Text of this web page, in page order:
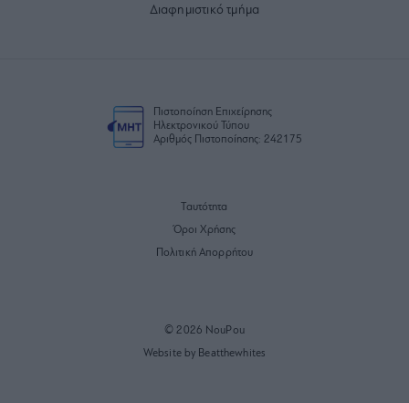
Διαφημιστικό τμήμα
Πιστοποίηση Επιχείρησης
Ηλεκτρονικού Τύπου
Αριθμός Πιστοποίησης: 242175
Ταυτότητα
Όροι Χρήσης
Πολιτική Απορρήτου
© 2026 NouPou
Website by Beatthewhites